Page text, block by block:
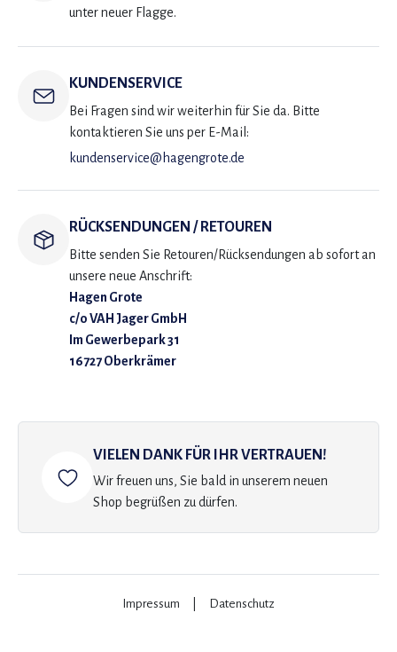
unter neuer Flagge.
KUNDENSERVICE
Bei Fragen sind wir weiterhin für Sie da. Bitte
kontaktieren Sie uns per E-Mail:
kundenservice@hagengrote.de
RÜCKSENDUNGEN / RETOUREN
Bitte senden Sie Retouren/Rücksendungen ab sofort an
unsere neue Anschrift:
Hagen Grote
c/o VAH Jager GmbH
Im Gewerbepark 31
16727 Oberkrämer
VIELEN DANK FÜR IHR VERTRAUEN!
Wir freuen uns, Sie bald in unserem neuen
Shop begrüßen zu dürfen.
Impressum Datenschutz